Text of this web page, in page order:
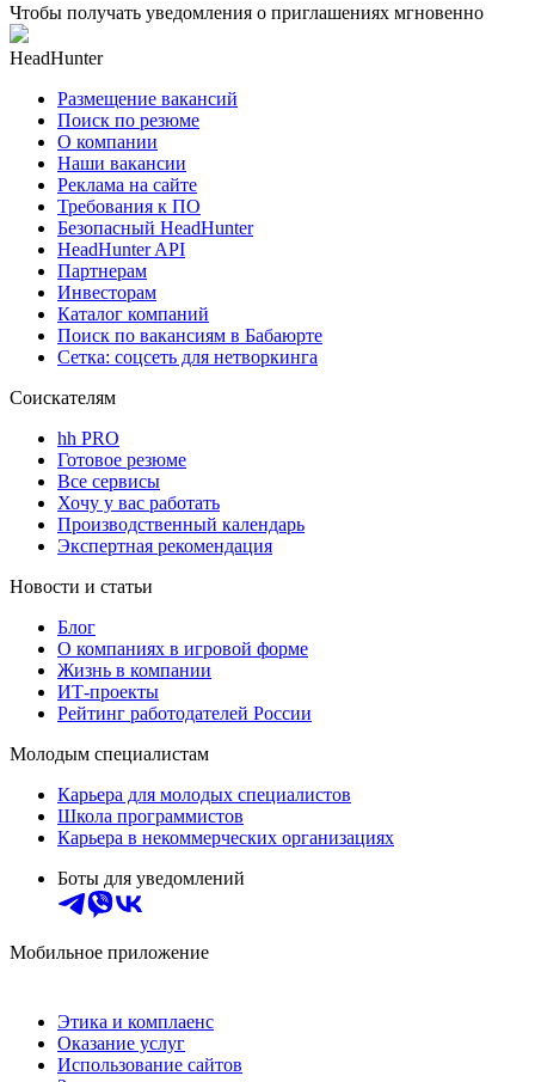
Чтобы получать уведомления о приглашениях мгновенно
HeadHunter
Размещение вакансий
Поиск по резюме
О компании
Наши вакансии
Реклама на сайте
Требования к ПО
Безопасный HeadHunter
HeadHunter API
Партнерам
Инвесторам
Каталог компаний
Поиск по вакансиям в Бабаюрте
Сетка: соцсеть для нетворкинга
Соискателям
hh PRO
Готовое резюме
Все сервисы
Хочу у вас работать
Производственный календарь
Экспертная рекомендация
Новости и статьи
Блог
О компаниях в игровой форме
Жизнь в компании
ИТ-проекты
Рейтинг работодателей России
Молодым специалистам
Карьера для молодых специалистов
Школа программистов
Карьера в некоммерческих организациях
Боты для уведомлений
Мобильное приложение
Этика и комплаенс
Оказание услуг
Использование сайтов